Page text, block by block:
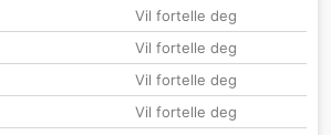
Vil fortelle deg
Vil fortelle deg
Vil fortelle deg
Vil fortelle deg